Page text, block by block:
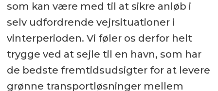
som kan være med til at sikre anløb i
selv udfordrende vejrsituationer i
vinterperioden. Vi føler os derfor helt
trygge ved at sejle til en havn, som har
de bedste fremtidsudsigter for at levere
grønne transportløsninger mellem